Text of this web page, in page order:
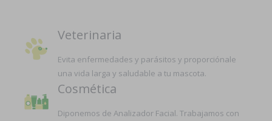
Veterinaria
Evita enfermedades y parásitos y proporciónale
una vida larga y saludable a tu mascota.
Cosmética
Diponemos de Analizador Facial. Trabajamos con